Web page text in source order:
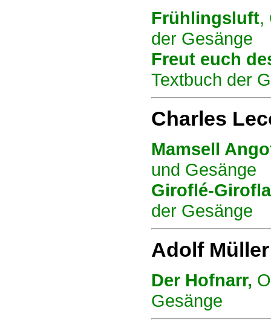
Frühlingsluft,
der Gesänge
Freut euch
Textbuch der
Charles
Mamsell
und Gesänge
Giroflé-
der Gesänge
Adolf
Der Hofnarr,
Gesänge